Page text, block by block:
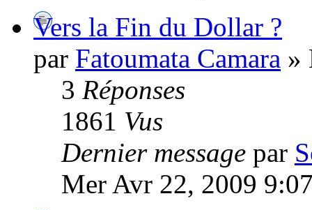
Vers la Fin du Dollar ?
par Fatoumata Camara »
3 Réponses
1861 Vus
Dernier message par
Mer Avr 22, 2009